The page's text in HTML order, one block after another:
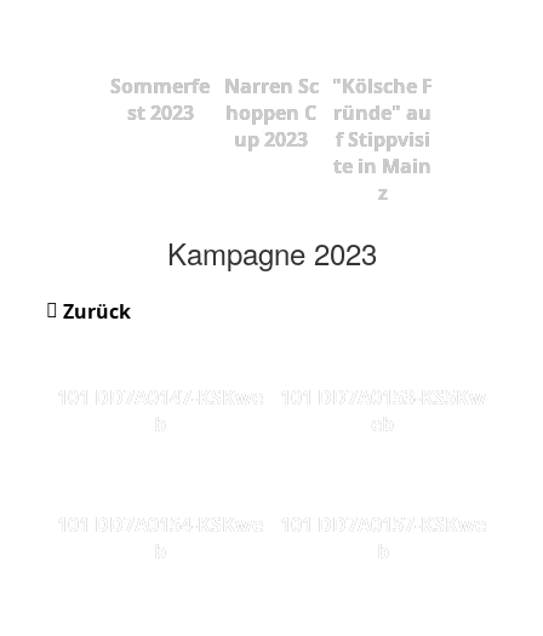
Sommerfe
st 2023
Narren Sc
hoppen C
up 2023
"Kölsche F
ründe" au
f Stippvisi
te in Main
z
Kampagne 2023
Zurück
101 DD7A0147-KSKwe
b
101 DD7A0153-KS5Kw
eb
101 DD7A0154-KSKwe
b
101 DD7A0157-KSKwe
b